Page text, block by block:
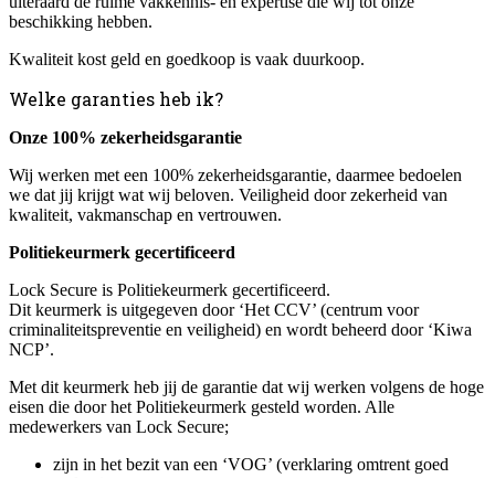
beschikking hebben.
Kwaliteit kost geld en goedkoop is vaak duurkoop.
Welke garanties heb ik?
Onze 100% zekerheidsgarantie
Wij werken met een 100% zekerheidsgarantie, daarmee bedoelen
we dat jij krijgt wat wij beloven. Veiligheid door zekerheid van
kwaliteit, vakmanschap en vertrouwen.
Politiekeurmerk gecertificeerd
Lock Secure is Politiekeurmerk gecertificeerd.
Dit keurmerk is uitgegeven door ‘Het CCV’ (centrum voor
criminaliteitspreventie en veiligheid) en wordt beheerd door ‘Kiwa
NCP’.
Met dit keurmerk heb jij de garantie dat wij werken volgens de hoge
eisen die door het Politiekeurmerk gesteld worden. Alle
medewerkers van Lock Secure;
zijn in het bezit van een ‘VOG’ (verklaring omtrent goed